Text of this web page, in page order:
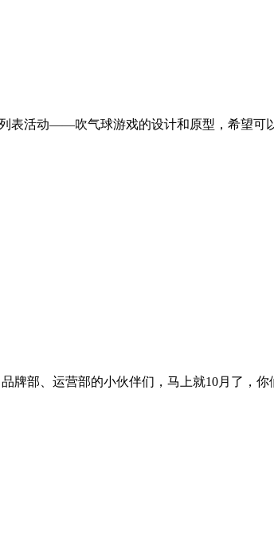
表活动——吹气球游戏的设计和原型，希望可
牌部、运营部的小伙伴们，马上就10月了，你